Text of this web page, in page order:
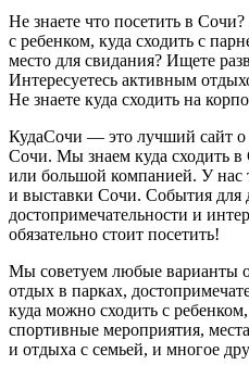
Не знаете что посетить в
с ребенком, куда сходить с
место для свидания? Ищете
Интересуетесь активным
Не знаете куда сходить на
КудаСочи — это лучший сайт
Сочи. Мы знаем куда сходить
или большой компанией. У нас
и выставки Сочи. События для
достопримечательности и
обязательно стоит посетить!
Мы советуем любые варианты
отдых в парках,
куда можно сходить с
спортивные мероприятия,
и отдыха с семьей, и многое